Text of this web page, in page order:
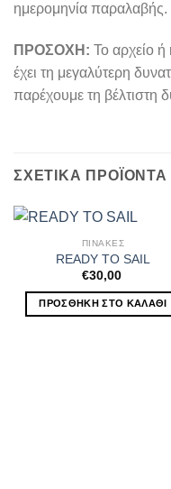
ημερομηνία παραλαβής.
ΠΡΟΣΟΧΗ: Το αρχείο
έχει τη μεγαλύτερη
παρέχουμε τη βέλτιστη
ΣΧΕΤΙΚΆ ΠΡΟΪΌΝΤΑ
ΠΙΝΑΚΕΣ
READY TO SAIL
€30,00
ΠΡΟΣΘΉΚΗ ΣΤΟ ΚΑΛΆΘΙ